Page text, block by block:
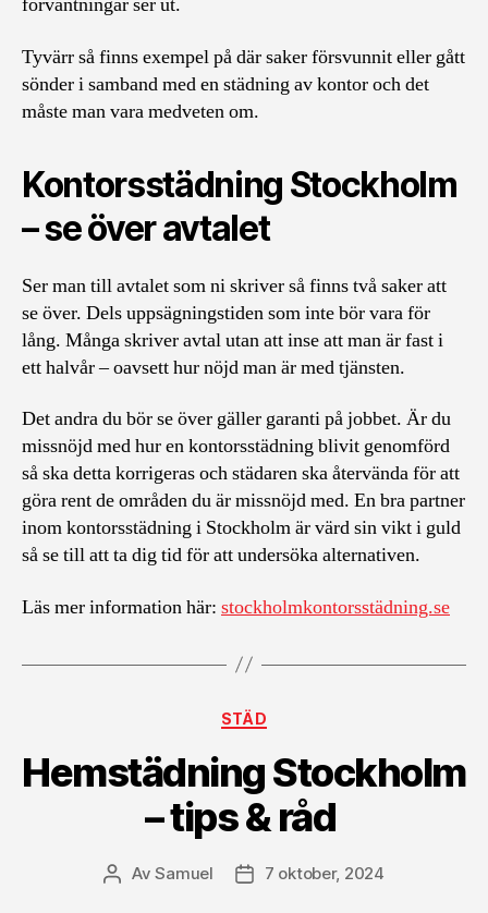
förväntningar ser ut.
Tyvärr så finns exempel på där saker försvunnit eller gått
sönder i samband med en städning av kontor och det
måste man vara medveten om.
Kontorsstädning Stockholm
– se över avtalet
Ser man till avtalet som ni skriver så finns två saker att
se över. Dels uppsägningstiden som inte bör vara för
lång. Många skriver avtal utan att inse att man är fast i
ett halvår – oavsett hur nöjd man är med tjänsten.
Det andra du bör se över gäller garanti på jobbet. Är du
missnöjd med hur en kontorsstädning blivit genomförd
så ska detta korrigeras och städaren ska återvända för att
göra rent de områden du är missnöjd med. En bra partner
inom kontorsstädning i Stockholm är värd sin vikt i guld
så se till att ta dig tid för att undersöka alternativen.
Läs mer information här: stockholmkontorsstädning.se
Kategorier
STÄD
Hemstädning Stockholm
– tips & råd
Inläggsförfattare
AvSamuel Inläggsdatum
7 oktober, 2024